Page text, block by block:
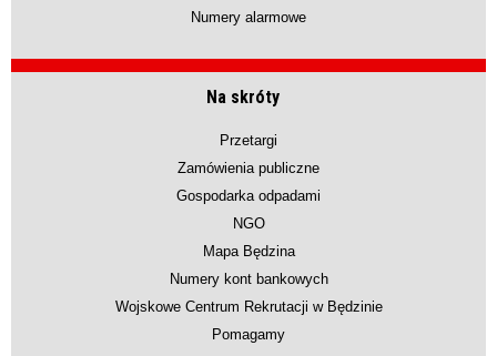
Numery alarmowe
Na skróty
Przetargi
Zamówienia publiczne
Gospodarka odpadami
NGO
Mapa Będzina
Numery kont bankowych
Wojskowe Centrum Rekrutacji w Będzinie
Pomagamy